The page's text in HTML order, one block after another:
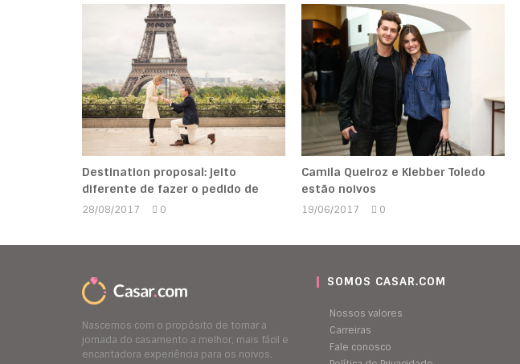
Destination proposal: jeito
diferente de fazer o pedido de
28/08/2017
0
Camila Queiroz e Klebber Toledo
estão noivos
19/06/2017
0
Nascemos com o propósito de tornar a
jornada do casamento a melhor, mais fácil e
encantadora experiência para os noivos.
SOMOS CASAR.COM
Nossos valores
Carreiras
Fale conosco